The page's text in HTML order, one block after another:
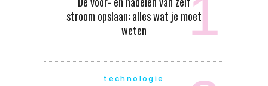
stroom opslaan: alles wat je moet
weten
technologie